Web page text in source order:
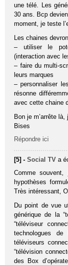
une télé. Les
30 ans. Bcp
moment, je teste
Les chaines
– utiliser le
(interaction avec
– faire du multi-
leurs marques
– personnaliser
résonne
avec cette chaine
Bon je m’arrête
Bises
Répondre ici
[5] -Social TV a
Comme
hypothèses
Très intéressant,
Du point de vue
générique de la
“téléviseur
technologues
téléviseurs
“télévision
des Box